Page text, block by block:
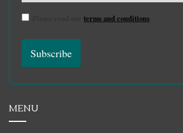
terms and conditions
MENU